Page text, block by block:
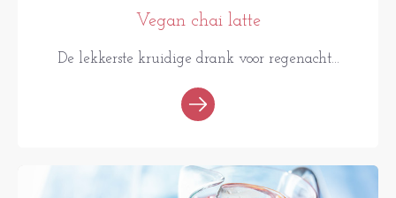
Vegan chai latte
De lekkerste kruidige drank voor regenacht...